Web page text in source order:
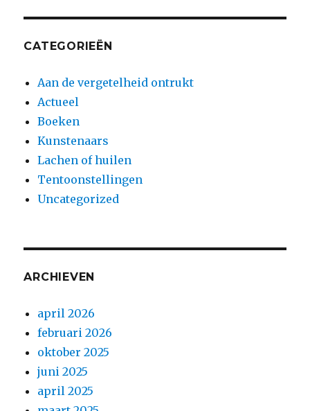
CATEGORIEËN
Aan de vergetelheid ontrukt
Actueel
Boeken
Kunstenaars
Lachen of huilen
Tentoonstellingen
Uncategorized
ARCHIEVEN
april 2026
februari 2026
oktober 2025
juni 2025
april 2025